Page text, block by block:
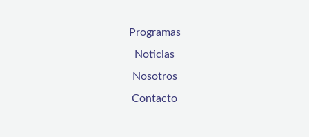
Programas
Noticias
Nosotros
Contacto